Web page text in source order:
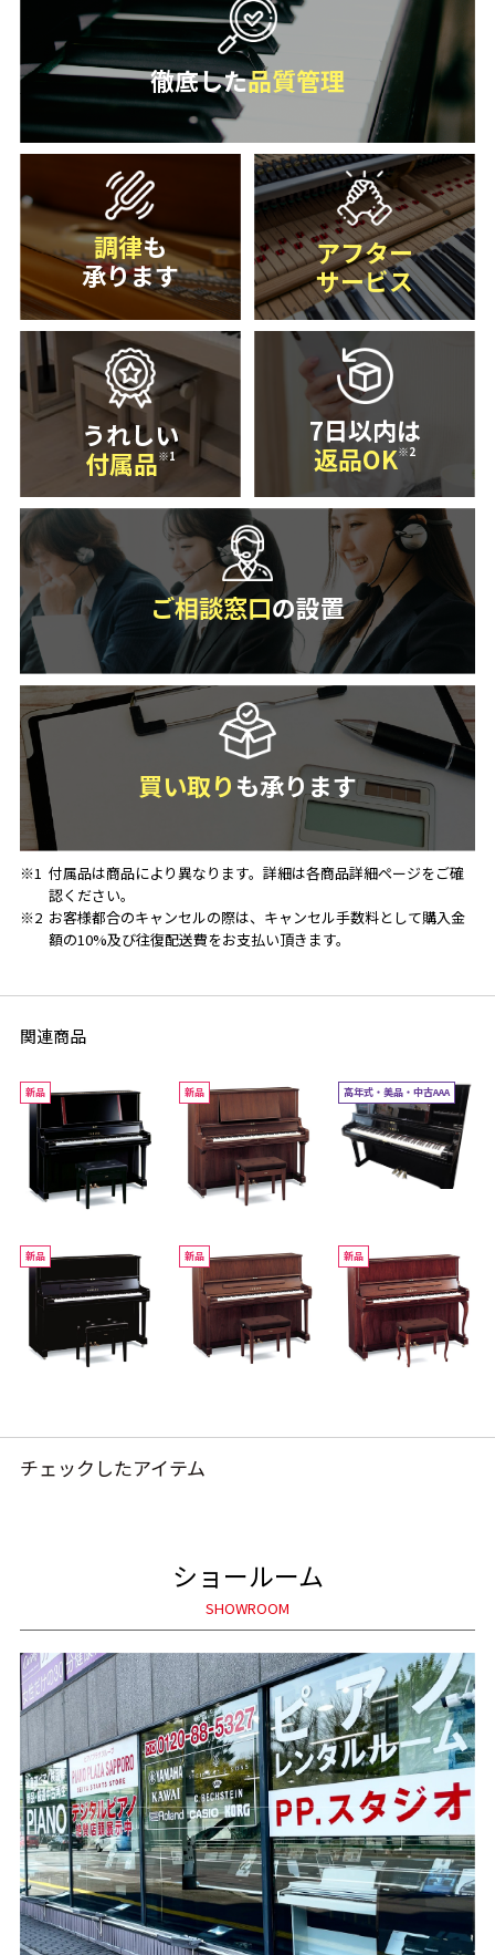
徹底した品質管理
調律も
承ります
アフター
サービス
うれしい
付属品※1
7日以内は
返品OK※2
ご相談窓口の設置
買い取りも承ります
※1 付属品は商品により異なります。詳細は各商品詳細ページをご確
認ください。
※2 お客様都合のキャンセルの際は、キャンセル手数料として購入金
額の10%及び往復配送費をお支払い頂きます。
関連商品
新品 新品 高年式・美品・中古AAA
新品 新品 新品
チェックしたアイテム
ショールーム
SHOWROOM